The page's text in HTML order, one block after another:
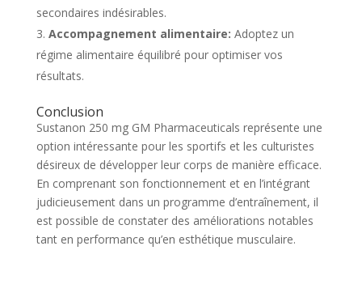
secondaires indésirables.
Accompagnement alimentaire: Adoptez un
régime alimentaire équilibré pour optimiser vos
résultats.
Conclusion
Sustanon 250 mg GM Pharmaceuticals représente une
option intéressante pour les sportifs et les culturistes
désireux de développer leur corps de manière efficace.
En comprenant son fonctionnement et en l’intégrant
judicieusement dans un programme d’entraînement, il
est possible de constater des améliorations notables
tant en performance qu’en esthétique musculaire.